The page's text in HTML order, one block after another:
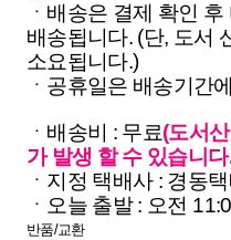
ㆍ배송은 결제 확인
배송됩니다. (단, 도서
소요됩니다.)
ㆍ공휴일은 배송기간
ㆍ배송비 : 무료(도서
가 발생 할 수 있습니다
ㆍ지정 택배사 : 경동택
ㆍ오늘 출발 : 오전
반품/교환